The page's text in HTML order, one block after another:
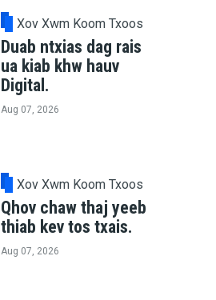
Xov Xwm Koom Txoos
Duab ntxias dag rais
ua kiab khw hauv
Digital.
Aug 07, 2026
Xov Xwm Koom Txoos
Qhov chaw thaj yeeb
thiab kev tos txais.
Aug 07, 2026